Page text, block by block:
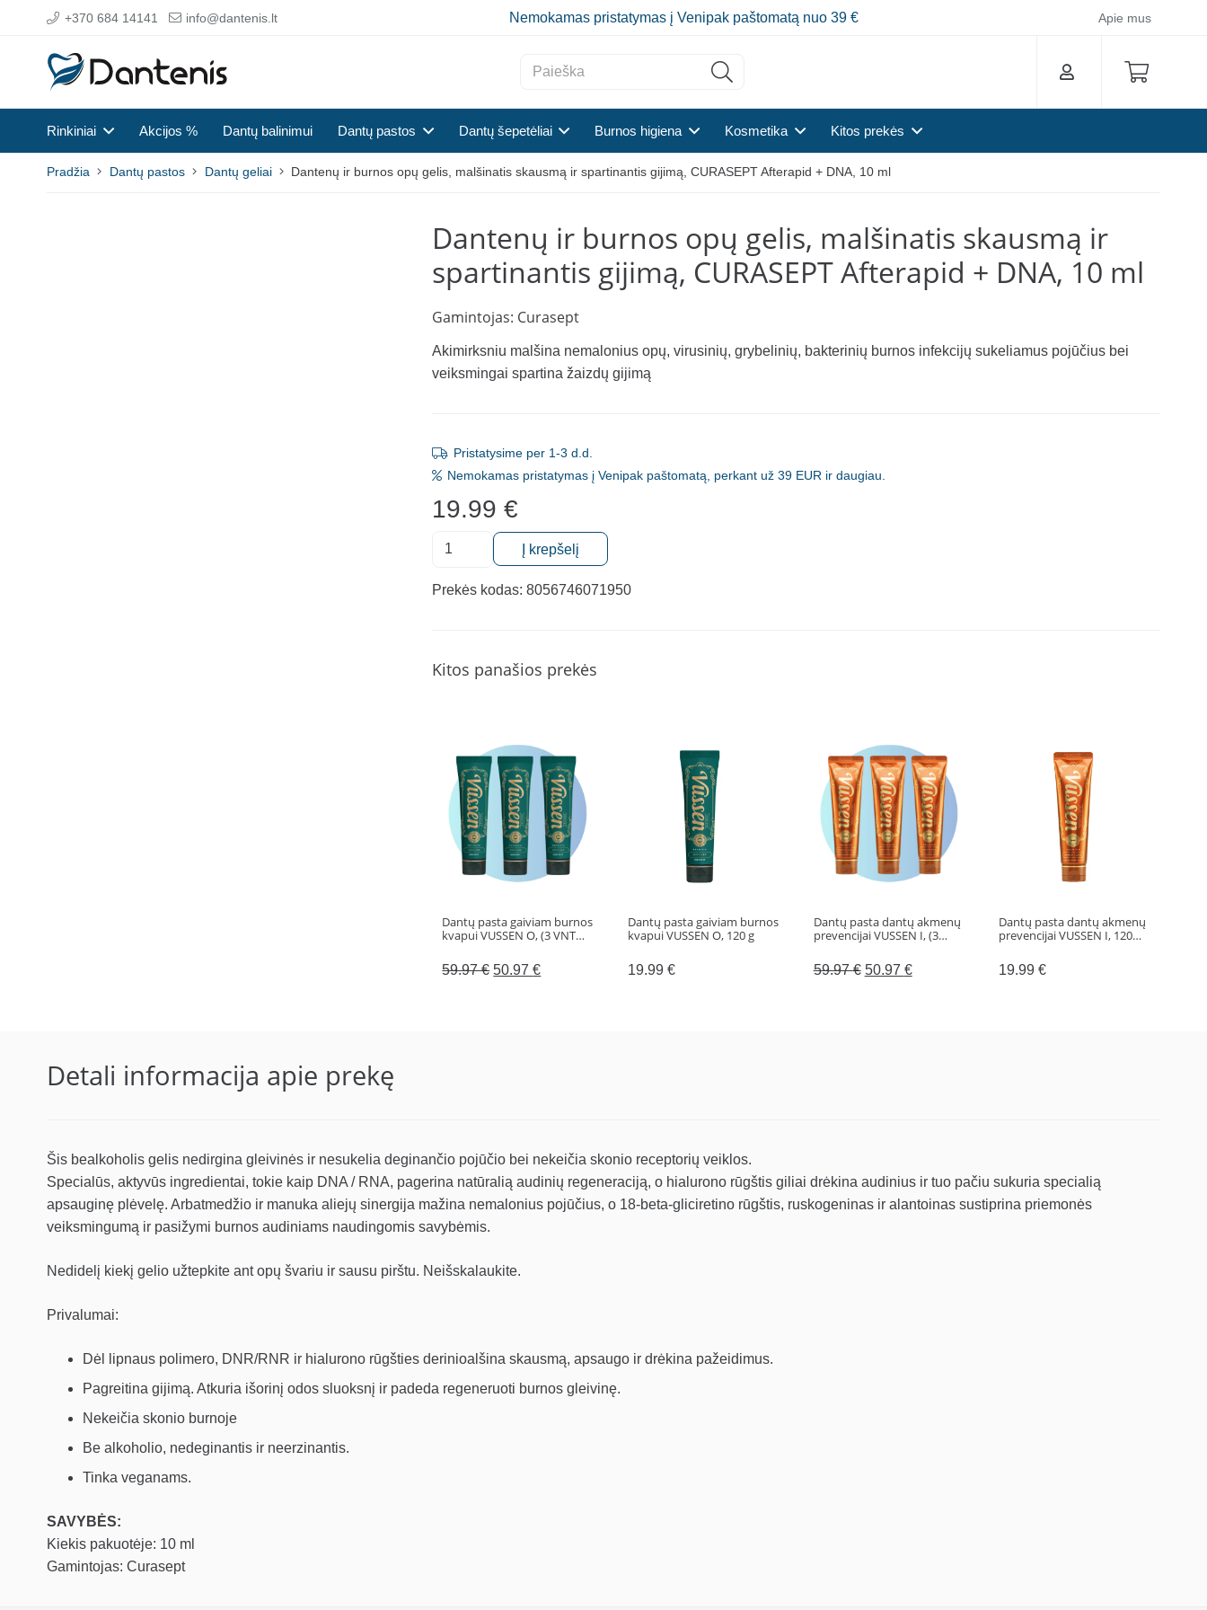
+370 684 14141 info@dantenis.lt Nemokamas pristatymas į Venipak paštomatą nuo 39 € Apie mus
Rinkiniai Akcijos % Dantų balinimui Dantų pastos Dantų šepetėliai Burnos higiena Kosmetika Kitos prekės
Pradžia Dantų pastos Dantų geliai Dantenų ir burnos opų gelis, malšinatis skausmą ir spartinantis gijimą, CURASEPT Afterapid + DNA, 10 ml
Dantenų ir burnos opų gelis, malšinatis skausmą ir
spartinantis gijimą, CURASEPT Afterapid + DNA, 10 ml
Gamintojas: Curasept
Akimirksniu malšina nemalonius opų, virusinių, grybelinių, bakterinių burnos infekcijų sukeliamus pojūčius bei
veiksmingai spartina žaizdų gijimą
Pristatysime per 1-3 d.d.
Nemokamas pristatymas į Venipak paštomatą, perkant už 39 EUR ir daugiau.
19.99€
produkto
Dantenų
gelis,
spartinantis
gijimą,
CURASEPT
Afterapid
DNA,
ml
Į krepšelį
Prekės kodas:8056746071950
Kitos panašios prekės
Dantų pasta gaiviam burnos
kvapui VUSSEN O, (3 VNT…
59.97€ Original
50.97€Current
Dantų pasta gaiviam burnos
kvapui VUSSEN O, 120 g
19.99 €
Dantų pasta dantų akmenų
prevencijai VUSSEN I, (3…
59.97€ Original
50.97 €Current
Dantų pasta dantų akmenų
prevencijai VUSSEN I, 120…
19.99€
Detali informacija apie prekę
Šis bealkoholis gelis nedirgina gleivinės ir nesukelia deginančio pojūčio bei nekeičia skonio receptorių veiklos.
Specialūs, aktyvūs ingredientai, tokie kaip DNA / RNA, pagerina natūralią audinių regeneraciją, o hialurono rūgštis giliai drėkina audinius ir tuo pačiu sukuria specialią
apsauginę plėvelę. Arbatmedžio ir manuka aliejų sinergija mažina nemalonius pojūčius, o 18-beta-gliciretino rūgštis, ruskogeninas ir alantoinas sustiprina priemonės
veiksmingumą ir pasižymi burnos audiniams naudingomis savybėmis.
Nedidelį kiekį gelio užtepkite ant opų švariu ir sausu pirštu. Neišskalaukite.
Privalumai:
Dėl lipnaus polimero, DNR/RNR ir hialurono rūgšties derinioalšina skausmą, apsaugo ir drėkina pažeidimus.
Pagreitina gijimą. Atkuria išorinį odos sluoksnį ir padeda regeneruoti burnos gleivinę.
Nekeičia skonio burnoje
Be alkoholio, nedeginantis ir neerzinantis.
Tinka veganams.
SAVYBĖS:
Kiekis pakuotėje: 10 ml
Gamintojas: Curasept